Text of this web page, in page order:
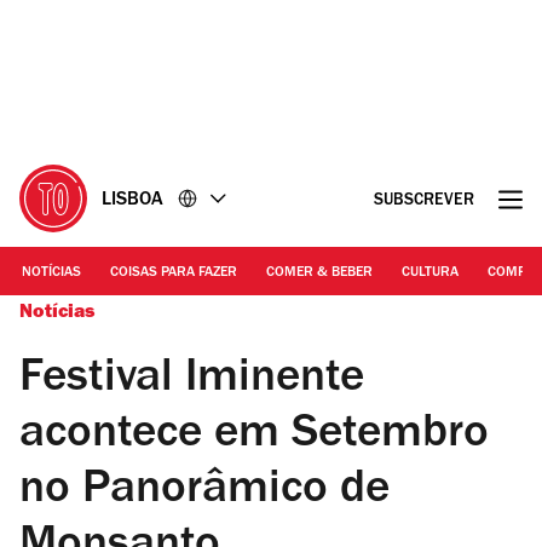
LISBOA SUBSCREVER
NOTÍCIAS COISAS PARA FAZER COMER & BEBER CULTURA
Notícias
Festival Iminente
acontece em Setembro
no Panorâmico de